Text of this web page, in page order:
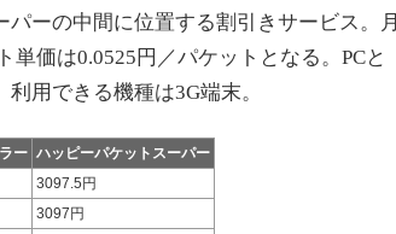
ーの中間に位置する割引きサービス。月
価は0.0525円／パケットとなる。PCと
用できる機種は3G端末。
ー ハッピーパケットスーパー
3097.5円
3097円